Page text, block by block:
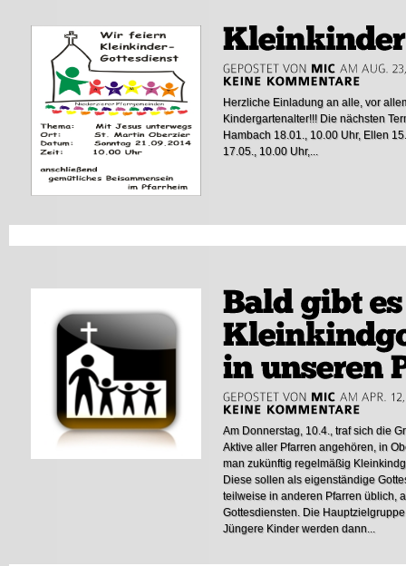
Herzliche Einladung an alle, vor
Kindergartenalter!!! Die nächsten
Hambach 18.01., 10.00 Uhr, Ellen
17.05., 10.00 Uhr,...
Am Donnerstag, 10.4., traf sich die
Aktive aller Pfarren angehören, in
man zukünftig regelmäßig
Diese sollen als eigenständige
teilweise in anderen Pfarren üblich,
Gottesdiensten. Die
Jüngere Kinder werden dann...